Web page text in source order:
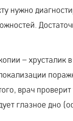
нужно
– хрусталик
врач
глазное дно